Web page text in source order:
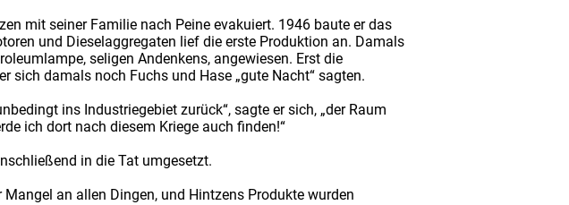
mit seiner Familie nach Peine evakuiert. 1946 baute er das
und Dieselaggregaten lief die erste Produktion an. Damals
seligen Andenkens, angewiesen. Erst die
sich damals noch Fuchs und Hase „gute Nacht“ sagten.
ins Industriegebiet zurück“, sagte er sich, „der Raum
ich dort nach diesem Kriege auch finden!“
in die Tat umgesetzt.
an allen Dingen, und Hintzens Produkte wurden